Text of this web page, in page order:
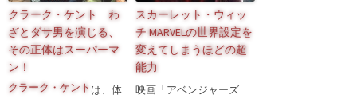
クラーク・ケント わ
ざとダサ男を演じる、
その正体はスーパーマ
ン！
クラーク・ケント は、体
スカーレット・ウィッ
チ MARVELの世界設定を
変えてしまうほどの超
能力
映画「アベンジャーズ